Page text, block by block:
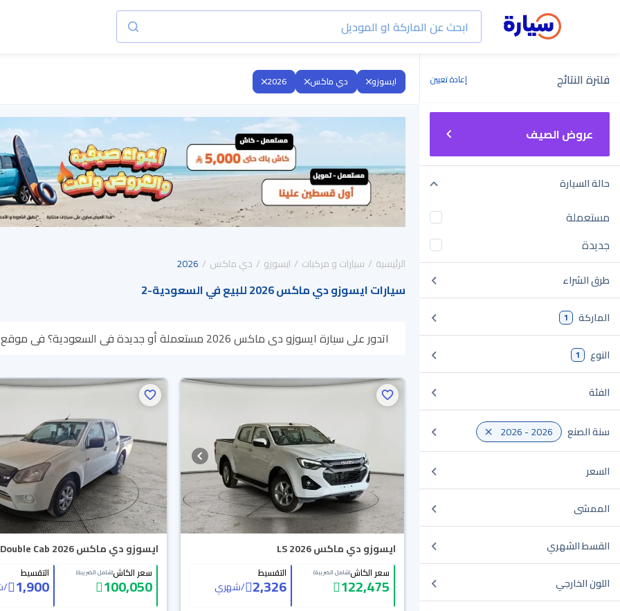
فلترة النتائج إعادة تعيين
عروض الصيف
حالة السيارة
مستعملة
جديدة
طرق الشراء
الماركة 1
النوع 1
الفئة
سنة الصنع 2026 - 2026
السعر
الممشى
القسط الشهري
اللون الخارجي
ايسوزو دي ماكس 2026
الرئيسية سيارات و مركبات ايسوزو دي ماكس 2026
سيارات ايسوزو دي ماكس 2026 للبيع في السعودية -
2
اتدور على سيارة ايسوزو دي ماكس 2026 مستعملة أو جديدة في السعودية؟ في موقع سيارة بنوفر لك كل الخيارات، تقدر تتصفح الموديلات
أونلاين، وبتوصلك لين باب بيتك.
ايسوزو دي ماكس LS 2026
سعر الكاش(شامل الضريبة)
122,475
التقسيط
2,326
/شهري
ايسوزو دي ماكس Double Cab 2026
سعر الكاش(شامل الضريبة)
100,050
التقسيط
1,900
/